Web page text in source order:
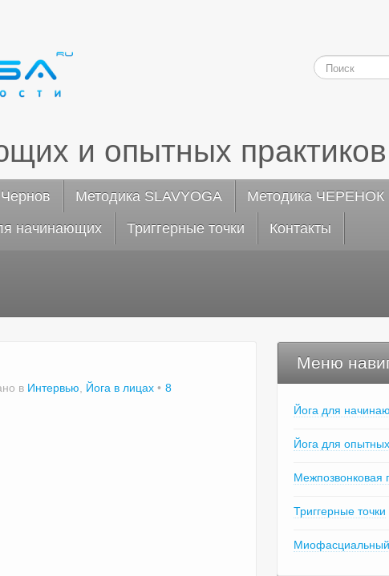
и опытных практиков
Методика SLAVYOGA
Методика ЧЕРЕНОК
начинающих
Триггерные точки Контакты
в Интервью Йога в лицах
8
Меню
Йога для
Йога для опытных
Межпозвонковая
Триггерные точки